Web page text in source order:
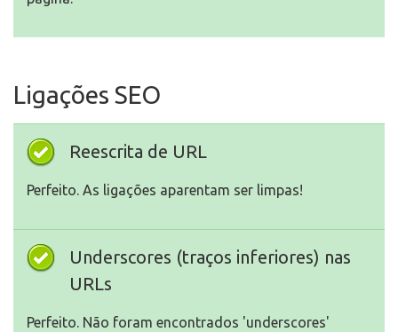
Ligações SEO
Reescrita de URL
Perfeito. As ligações aparentam ser limpas!
Underscores (traços inferiores) nas
URLs
Perfeito. Não foram encontrados 'underscores'